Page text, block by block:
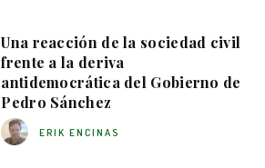
Una reacción de la sociedad civil
frente a la deriva
antidemocrática del Gobierno de
Pedro Sánchez
ERIK ENCINAS